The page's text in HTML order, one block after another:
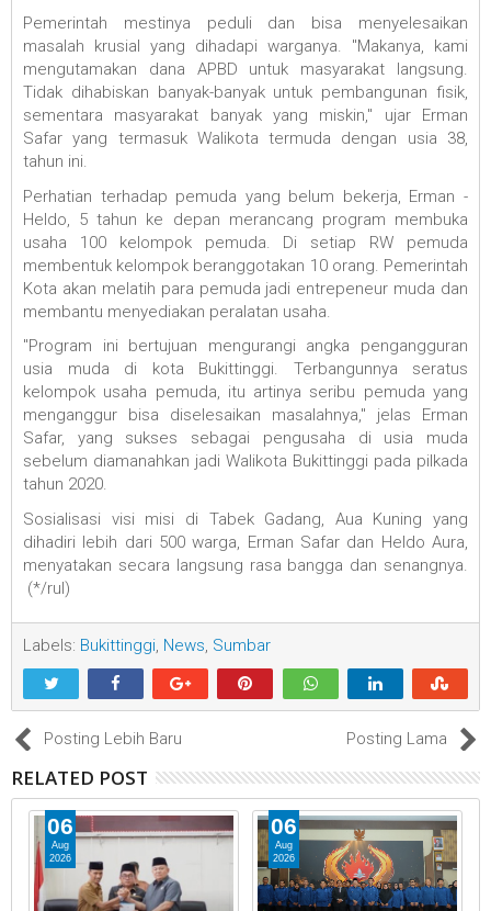
Pemerintah mestinya peduli dan bisa menyelesaikan
masalah krusial yang dihadapi warganya. "Makanya, kami
mengutamakan dana APBD untuk masyarakat langsung.
Tidak dihabiskan banyak-banyak untuk pembangunan fisik,
sementara masyarakat banyak yang miskin," ujar Erman
Safar yang termasuk Walikota termuda dengan usia 38,
tahun ini.
Perhatian terhadap pemuda yang belum bekerja, Erman -
Heldo, 5 tahun ke depan merancang program membuka
usaha 100 kelompok pemuda. Di setiap RW pemuda
membentuk kelompok beranggotakan 10 orang. Pemerintah
Kota akan melatih para pemuda jadi entrepeneur muda dan
membantu menyediakan peralatan usaha.
"Program ini bertujuan mengurangi angka pengangguran
usia muda di kota Bukittinggi. Terbangunnya seratus
kelompok usaha pemuda, itu artinya seribu pemuda yang
menganggur bisa diselesaikan masalahnya," jelas Erman
Safar, yang sukses sebagai pengusaha di usia muda
sebelum diamanahkan jadi Walikota Bukittinggi pada pilkada
tahun 2020.
Sosialisasi visi misi di Tabek Gadang, Aua Kuning yang
dihadiri lebih dari 500 warga, Erman Safar dan Heldo Aura,
menyatakan secara langsung rasa bangga dan senangnya.
(*/rul)
Labels: Bukittinggi, News, Sumbar
Posting Lebih Baru Posting Lama
RELATED POST
06
Aug
2026
06
Aug
2026